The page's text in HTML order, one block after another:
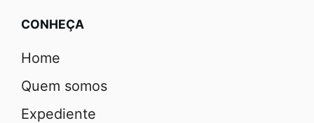
CONHEÇA
Home
Quem somos
Expediente